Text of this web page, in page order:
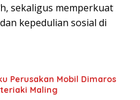
sekaligus memperkuat
kepedulian sosial di
Perusakan Mobil Dimaros
Maling